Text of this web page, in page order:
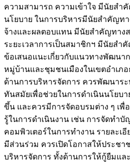
ความสามารถ ความเข้าใจ มีนัยสำ
นโยบาย ในการบริหารมีนัยสำคัญท
จ้างและผลตอบแทน มีนัยสำคัญทาง
ระยะเวลาการเป็นสมาชิกฯ มีนัยสำ
ข้อเสนอแนะเกี่ยวกับแนวทางพัฒนา
หมู่บ้านและชุมชนเมืองในเขตอำเภ
ด้านการบริหารจัดการ ควรพัฒนาร
ทันสมัยเพื่อช่วยในการดำเนินนโยบา
ขึ้น และควรมีการจัดอบรมต่าง ๆ เ
รู้ในการดำเนินงาน เช่น การจัดทำบั
คอมพิวเตอร์ในการทำงาน รายละเ
มีส่วนร่วม ควรเปิดโอกาสให้ประช
บริหารจัดการ ทั้งด้านการให้กู้ยืมแ